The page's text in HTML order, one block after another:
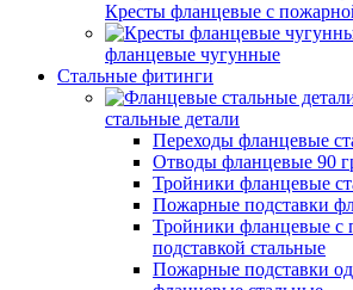
Кресты фланцевые с
фланцевые чугунные
Стальные фитинги
стальные детали
Переходы фланцевые
Отводы фланцевые 90
Тройники фланцевые
Пожарные подставки
Тройники фланцевые с
подставкой стальные
Пожарные подставки